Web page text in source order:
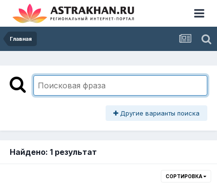
Главная
Другие варианты поиска
Найдено: 1 результат
СОРТИРОВКА